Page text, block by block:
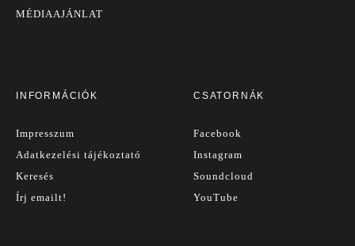
MÉDIAAJÁNLAT
INFORMÁCIÓK
Impresszum
Adatkezelési tájékoztató
Keresés
Írj emailt!
CSATORNÁK
Facebook
Instagram
Soundcloud
YouTube